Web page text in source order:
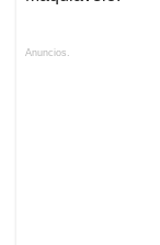
Anuncios.